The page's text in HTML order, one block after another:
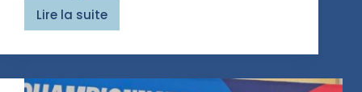
Lire la suite
Une
saison
!